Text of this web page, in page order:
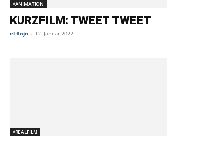
*ANIMATION
KURZFILM: TWEET TWEET
el flojo - 12. Januar 2022
*REALFILM